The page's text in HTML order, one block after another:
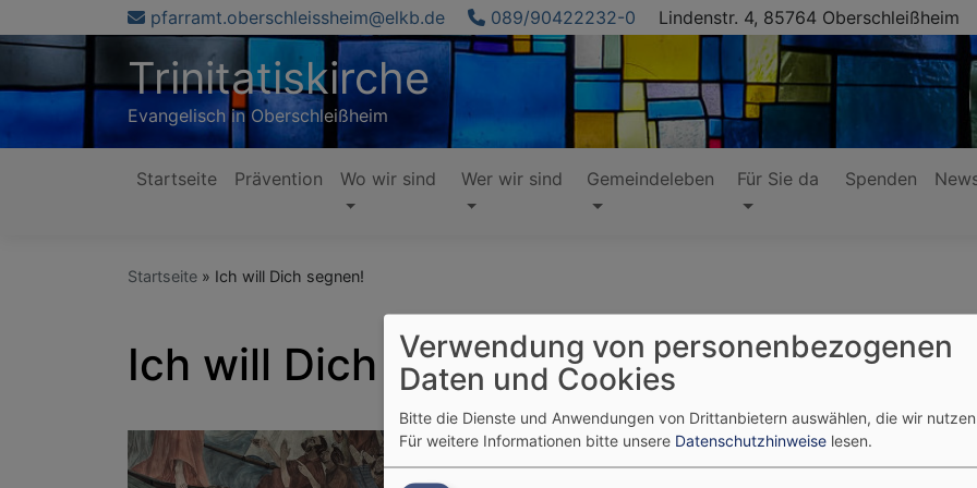
zum
pfarramt.oberschleissheim@elkb.de 089/90422232-0 Lindenstr. 4, 85764 Oberschleißheim
Trinitatiskirche
Evangelisch in Oberschleißheim
Hauptnavigation
Startseite Prävention Wo wir sind Wer wir sind Gemeindeleben Für Sie da Spenden
Startseite Ich will Dich segnen!
Ich will Dich segnen!
Vorstellung des Konfirmanden/innen-Jahrgangs 2026
Verwendung von personenbezogenen
Daten und Cookies
Bitte die Dienste und Anwendungen von Drittanbietern auswählen, die wir nutzen
Für weitere Informationen bitte unsere Datenschutzhinweise lesen.